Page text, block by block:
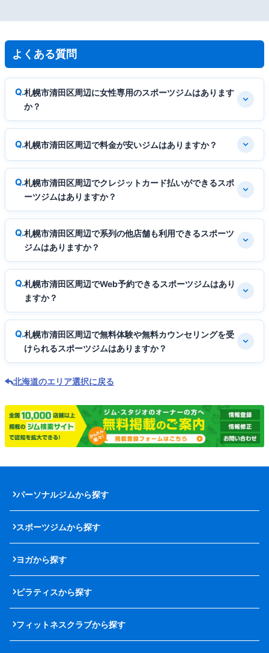
よくある質問
札幌市清田区周辺に女性専用のスポーツジムはあります
か？
札幌市清田区周辺で料金が安いジムはありますか？
札幌市清田区周辺でクレジットカード払いができるスポ
ーツジムはありますか？
札幌市清田区周辺で系列の他店舗も利用できるスポーツ
ジムはありますか？
札幌市清田区周辺でWeb予約できるスポーツジムはあり
ますか？
札幌市清田区周辺で無料体験や無料カウンセリングを受
けられるスポーツジムはありますか？
北海道のエリア選択に戻る
パーソナルジムから探す
スポーツジムから探す
ヨガから探す
ピラティスから探す
フィットネスクラブから探す